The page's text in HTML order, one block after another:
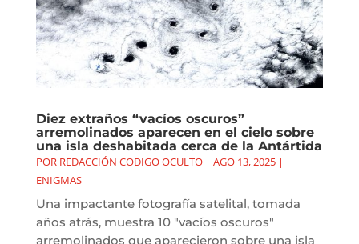
Diez extraños “vacíos oscuros”
arremolinados aparecen en el cielo sobre
una isla deshabitada cerca de la Antártida
POR REDACCIÓN CODIGO OCULTO| AGO 13, 2025|
ENIGMAS
Una impactante fotografía satelital, tomada
años atrás, muestra 10 "vacíos oscuros"
arremolinados que aparecieron sobre una isla